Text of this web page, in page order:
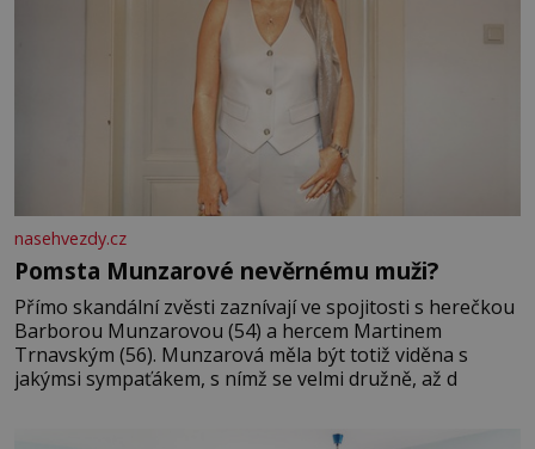
nasehvezdy.cz
Pomsta Munzarové nevěrnému muži?
Přímo skandální zvěsti zaznívají ve spojitosti s herečkou
Barborou Munzarovou (54) a hercem Martinem
Trnavským (56). Munzarová měla být totiž viděna s
jakýmsi sympaťákem, s nímž se velmi družně, až d